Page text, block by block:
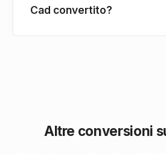
Cad convertito?
Altre conversioni